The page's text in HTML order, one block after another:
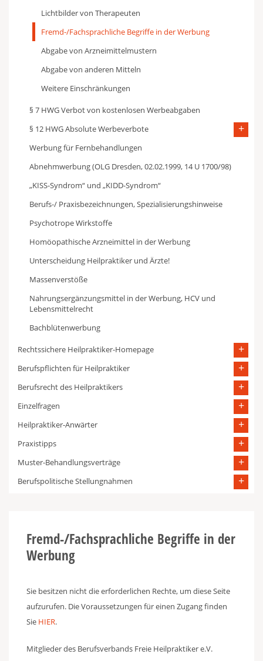
Lichtbilder von Therapeuten
Fremd-/Fachsprachliche Begriffe in der Werbung
Abgabe von Arzneimittelmustern
Abgabe von anderen Mitteln
Weitere Einschränkungen
§ 7 HWG Verbot von kostenlosen Werbeabgaben
§ 12 HWG Absolute Werbeverbote
Werbung für Fernbehandlungen
Abnehmwerbung (OLG Dresden, 02.02.1999, 14 U 1700/98)
„KISS-Syndrom“ und „KIDD-Syndrom“
Berufs-/ Praxisbezeichnungen, Spezialisierungshinweise
Psychotrope Wirkstoffe
Homöopathische Arzneimittel in der Werbung
Unterscheidung Heilpraktiker und Ärzte!
Massenverstöße
Nahrungsergänzungsmittel in der Werbung, HCV und
Lebensmittelrecht
Bachblütenwerbung
Rechtssichere Heilpraktiker-Homepage
Berufspflichten für Heilpraktiker
Berufsrecht des Heilpraktikers
Einzelfragen
Heilpraktiker-Anwärter
Praxistipps
Muster-Behandlungsverträge
Berufspolitische Stellungnahmen
Fremd-/Fachsprachliche Begriffe in der
Werbung
Sie besitzen nicht die erforderlichen Rechte, um diese Seite
aufzurufen. Die Voraussetzungen für einen Zugang finden
Sie HIER.
Mitglieder des Berufsverbands Freie Heilpraktiker e.V.